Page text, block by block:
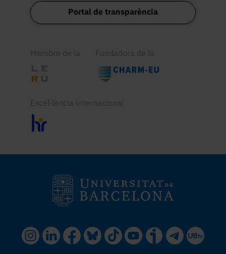
Portal de transparència
Membre de la Fundadora de la
Excel·lència internacional